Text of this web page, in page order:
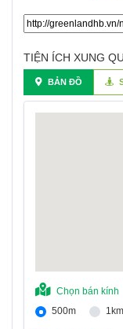
TIỆN ÍCH XUNG
BẢN ĐỒ
Chọn bán kính
500m
1km